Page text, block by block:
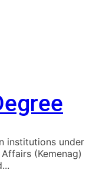
institutions under
(Kemenag)